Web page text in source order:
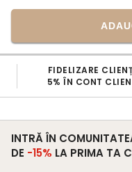
FIDELIZARE
5% ÎN CONT
INTRĂ ÎN
DE -15% LA PRIMA TA